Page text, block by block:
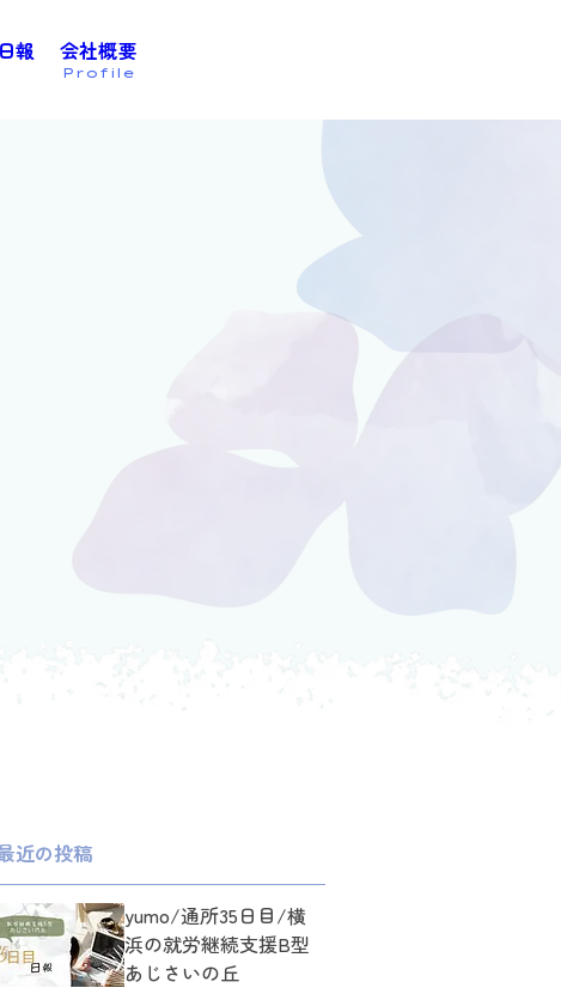
報 会社概要
Profile
近の投稿
yumo/通所35日目/横
浜の就労継続支援B型
あじさいの丘